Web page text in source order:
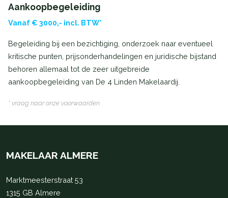
Aankoopbegeleiding
Vanaf € 3000,- incl. BTW*
Begeleiding bij een bezichtiging, onderzoek naar eventueel
kritische punten, prijsonderhandelingen en juridische bijstand
behoren allemaal tot de zeer uitgebreide
aankoopbegeleiding van De 4 Linden Makelaardij.
* vraag naar onze voorwaarden
MAKELAAR ALMERE
Marktmeesterstraat 53
1315 GB Almere